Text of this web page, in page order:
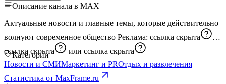
Описание канала в MAX
Актуальные новости и главные темы, которые действительно
волнуют современное общество Реклама: ссылка скрыта
и
ссылка скрыта
или ссылка скрыта
Категории
Новости и СМИМаркетинг и PRОтдых и развлечения
Статистика от MaxFrame.ru